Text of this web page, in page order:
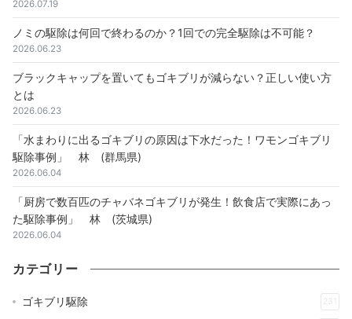
2026.07.19
ノミの駆除は何回で終わるのか？1回での完全駆除は不可能？
2026.06.23
ブラックキャップを置いてもゴキブリが減らない？正しい使い方
とは
2026.06.23
「水まわりに出るゴキブリの原因は下水だった！ワモンゴキブリ
駆除事例」 林 (群馬県)
2026.06.04
「厨房で数百匹のチャバネゴキブリが発生！飲食店で実際にあっ
た駆除事例」 林 (茨城県)
2026.06.04
カテゴリー
ゴキブリ駆除 231